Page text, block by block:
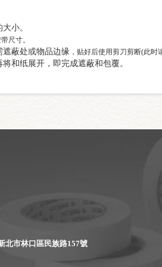
小。
尺寸。
遮蔽处或物品边缘 ，贴好后使用剪刀剪断(此时
和纸展开，即完成遮蔽和包覆。
北市林口區民族路157號